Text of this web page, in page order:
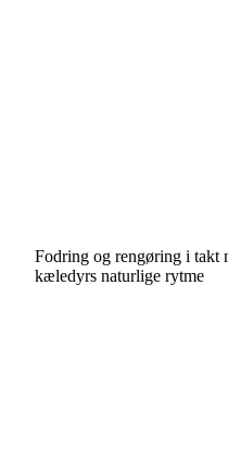
Fodring og rengøring i takt
kæledyrs naturlige rytme